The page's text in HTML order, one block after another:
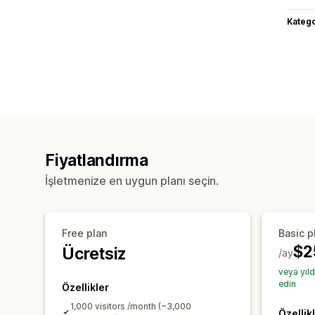
Fiyatlandırma
İşletmenize en uygun planı seçin.
Free plan
Ücretsiz
Özellikler
1,000 visitors /month (~3,000
Basic
/ay
veya
edin